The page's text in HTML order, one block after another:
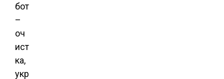
бот
–
оч
ист
ка,
укр